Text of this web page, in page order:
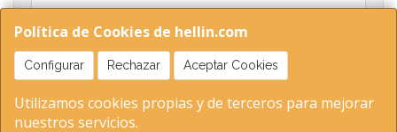
Política de Cookies de hellin.com
Configurar Rechazar Aceptar Cookies
Utilizamos cookies propias y de terceros para mejorar
nuestros servicios.
INFO@HELLIN.COM
Horario
09:00-13:30; 16:30-20:30